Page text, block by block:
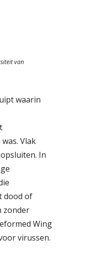
van
waarin
Vlak
In
dood of
zonder
Wing
virussen.